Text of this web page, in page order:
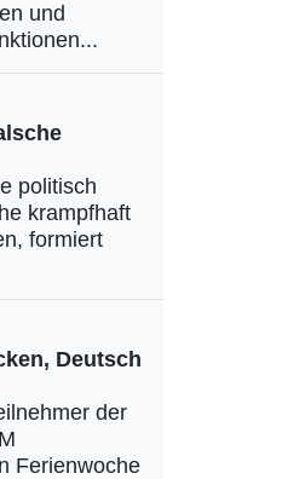
und
politisch
krampfhaft
formiert
Deutsch
der
Ferienwoche